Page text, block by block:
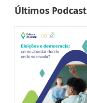
Últimos Podcast